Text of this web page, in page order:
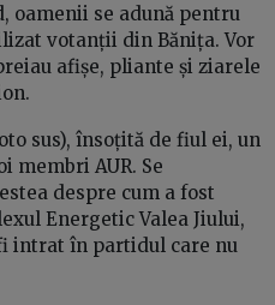
oamenii se adună pentru
votanții din Bănița. Vor
afișe, pliante și ziarele
sus), însoțită de fiul ei, un
membri AUR. Se
despre cum a fost
Energetic Valea Jiului,
intrat în partidul care nu